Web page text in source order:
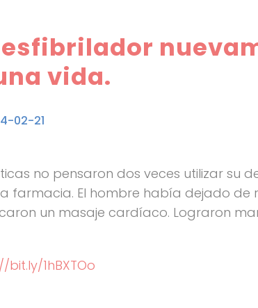
vida.
02-21
no pensaron dos veces utilizar su
farmacia. El hombre había dejado de
un masaje cardíaco. Lograron
bit.ly/1hBXTOo